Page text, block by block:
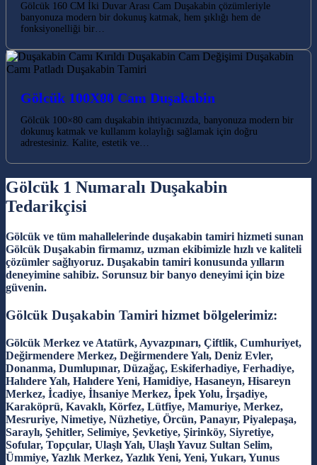
Gölcük 160 CM İki Duvar Arası Cam Duşakabin çözümleriyle
banyonuza modern bir dokunuş katmak, hem şıklığı hem de
fonksiyonelliği bir…
Gölcük 100X80 Cam Duşakabin
Gölcük 100×80 cam duşakabin ihtiyacınızda, banyonuza modern bir
dokunuş katmak ve kullanım kolaylığı sağlamak için doğru
adrestesiniz. Kalite, estetik ve…
Gölcük 1 Numaralı Duşakabin
Tedarikçisi
Gölcük ve tüm mahallelerinde duşakabin tamiri hizmeti sunan
Gölcük Duşakabin firmamız, uzman ekibimizle hızlı ve kaliteli
çözümler sağlıyoruz. Duşakabin tamiri konusunda yılların
deneyimine sahibiz. Sorunsuz bir banyo deneyimi için bize
güvenin.
Gölcük Duşakabin Tamiri hizmet bölgelerimiz:
Gölcük Merkez ve Atatürk, Ayvazpınarı, Çiftlik, Cumhuriyet,
Değirmendere Merkez, Değirmendere Yalı, Deniz Evler,
Donanma, Dumlupınar, Düzağaç, Eskiferhadiye, Ferhadiye,
Halıdere Yalı, Halıdere Yeni, Hamidiye, Hasaneyn, Hisareyn
Merkez, İcadiye, İhsaniye Merkez, İpek Yolu, İrşadiye,
Karaköprü, Kavaklı, Körfez, Lütfiye, Mamuriye, Merkez,
Mesruriye, Nimetiye, Nüzhetiye, Örcün, Panayır, Piyalepaşa,
Saraylı, Şehitler, Selimiye, Şevketiye, Şirinköy, Siyretiye,
Sofular, Topçular, Ulaşlı Yalı, Ulaşlı Yavuz Sultan Selim,
Ümmiye, Yazlık Merkez, Yazlık Yeni, Yeni, Yukarı, Yunus